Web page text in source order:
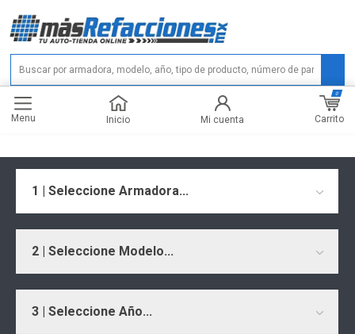
Menu Inicio Mi cuenta Carrito
0
1 | Seleccione Armadora...
2 | Seleccione Modelo...
3 | Seleccione Año...